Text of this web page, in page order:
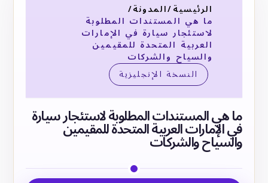
الرئيسية/المدونة/
ما هي المستندات المطلوبة
لاستئجار سيارة في الإمارات
العربية المتحدة للمقيمين
والسياح والشركات
النسخة الإنجليزية
ما هي المستندات المطلوبة لاستئجار سيارة
في الإمارات العربية المتحدة للمقيمين
والسياح والشركات